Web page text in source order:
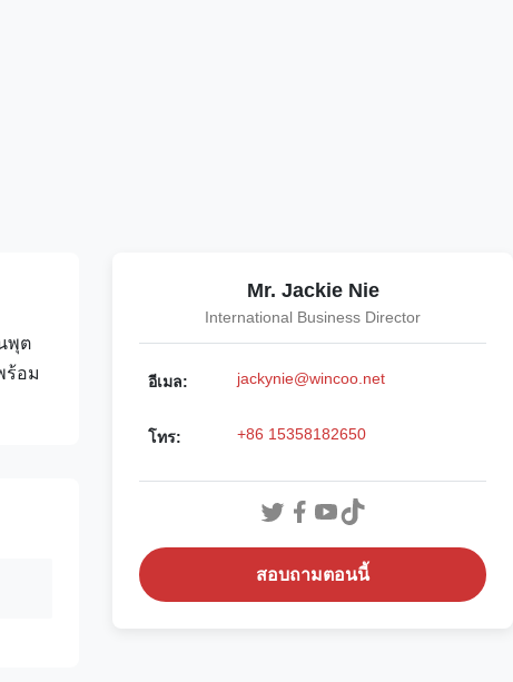
พุต
ร้อม
Mr. Jackie Nie
International Business Director
อีเมล: jackynie@wincoo.net
โทร: +86 15358182650
สอบถามตอนนี้